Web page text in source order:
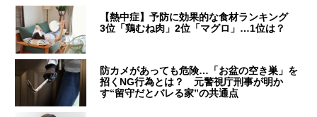
【熱中症】予防に効果的な食材ランキング
3位「鶏むね肉」2位「マグロ」…1位は？
防カメがあっても危険…「お盆の空き巣」を
招くNG行為とは？ 元警視庁刑事が明か
す“留守だとバレる家”の共通点